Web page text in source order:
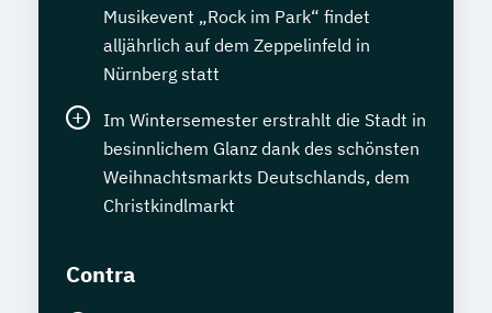
Musikevent „Rock im Park“ findet
alljährlich auf dem Zeppelinfeld in
Nürnberg statt
Im Wintersemester erstrahlt die Stadt in
besinnlichem Glanz dank des schönsten
Weihnachtsmarkts Deutschlands, dem
Christkindlmarkt
Contra